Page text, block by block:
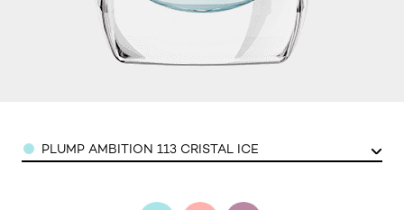
ColorPLUMP AMBITION 113 CRISTAL ICE